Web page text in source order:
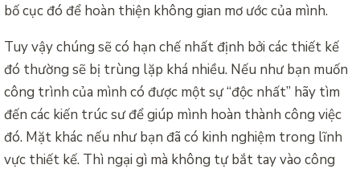
bố cục đó để hoàn thiện không gian mơ ước của mình.
Tuy vậy chúng sẽ có hạn chế nhất định bởi các thiết kế
đó thường sẽ bị trùng lặp khá nhiều. Nếu như bạn muốn
công trình của mình có được một sự “độc nhất” hãy tìm
đến các kiến trúc sư để giúp mình hoàn thành công việc
đó. Mặt khác nếu như bạn đã có kinh nghiệm trong lĩnh
vực thiết kế. Thì ngại gì mà không tự bắt tay vào công